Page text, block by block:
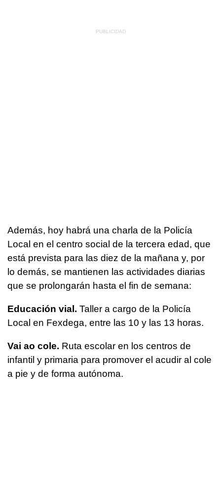
Además, hoy habrá una charla de la Policía
Local en el centro social de la tercera edad, que
está prevista para las diez de la mañana y, por
lo demás, se mantienen las actividades diarias
que se prolongarán hasta el fin de semana:
Educación vial. Taller a cargo de la Policía
Local en Fexdega, entre las 10 y las 13 horas.
Vai ao cole. Ruta escolar en los centros de
infantil y primaria para promover el acudir al cole
a pie y de forma autónoma.